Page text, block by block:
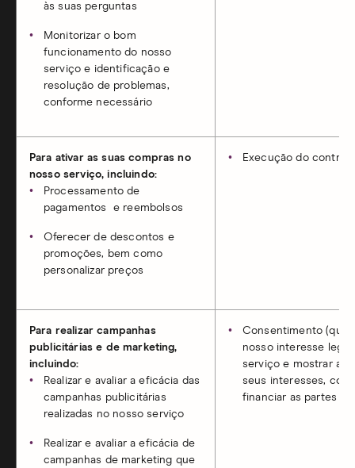
às suas perguntas
Monitorizar o bom
funcionamento do nosso
serviço e identificação e
resolução de problemas,
conforme necessário
Para ativar as suas compras no
nosso serviço, incluindo:
Processamento de
pagamentos e reembolsos
Oferecer de descontos e
promoções, bem como
personalizar preços
Execução do
Para realizar campanhas
publicitárias e de marketing,
incluindo:
Realizar e avaliar a eficácia das
campanhas publicitárias
realizadas no nosso serviço
Realizar e avaliar a eficácia de
campanhas de marketing que
Consentimento
nosso interesse
serviço e mostrar
seus interesses,
financiar as partes